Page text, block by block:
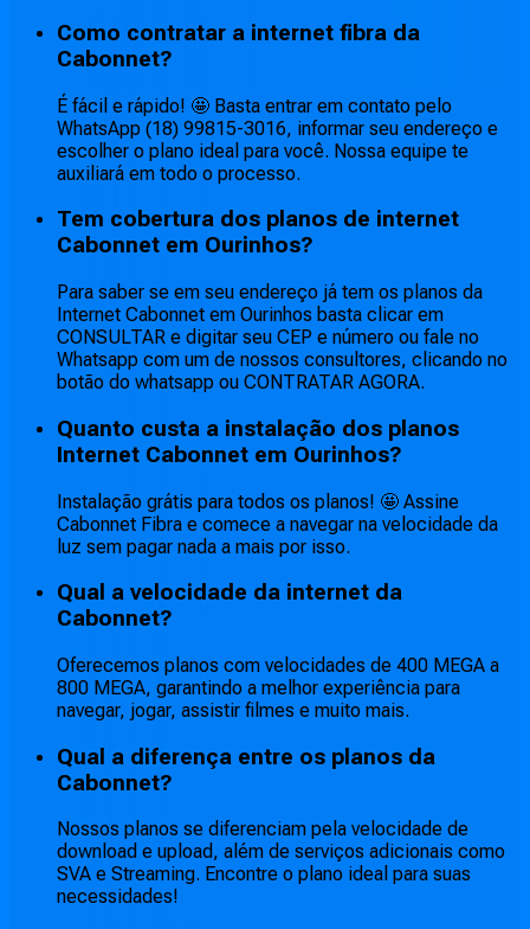
Como contratar a internet fibra da
Cabonnet?
É fácil e rápido! 🤩 Basta entrar em contato pelo
WhatsApp (18) 99815-3016, informar seu endereço e
escolher o plano ideal para você. Nossa equipe te
auxiliará em todo o processo.
Tem cobertura dos planos de internet
Cabonnet em Ourinhos?
Para saber se em seu endereço já tem os planos da
Internet Cabonnet em Ourinhos basta clicar em
CONSULTAR e digitar seu CEP e número ou fale no
Whatsapp com um de nossos consultores, clicando no
botão do whatsapp ou CONTRATAR AGORA.
Quanto custa a instalação dos planos
Internet Cabonnet em Ourinhos?
Instalação grátis para todos os planos! 🤩 Assine
Cabonnet Fibra e comece a navegar na velocidade da
luz sem pagar nada a mais por isso.
Qual a velocidade da internet da
Cabonnet?
Oferecemos planos com velocidades de 400 MEGA a
800 MEGA, garantindo a melhor experiência para
navegar, jogar, assistir filmes e muito mais.
Qual a diferença entre os planos da
Cabonnet?
Nossos planos se diferenciam pela velocidade de
download e upload, além de serviços adicionais como
SVA e Streaming. Encontre o plano ideal para suas
necessidades!